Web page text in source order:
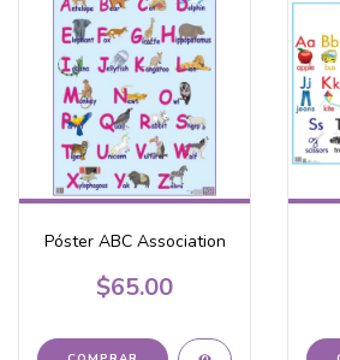
Póster ABC Association
$65.00